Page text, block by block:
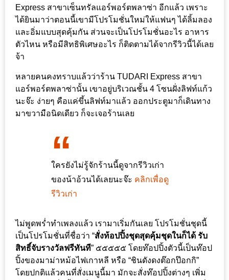
ร้าน
พ่อ
ค้า
แซ่บ
สวย
ร้าน
รวย
ของ
เชียงใหม่
ที่
ต้อง
ไป
16
ร้าน
อร่อย
ที่
Express สาขาเซ็นทรัลแอร์พอร์ตพลาซ่า อีกแล้ว เพราะ
ได้ยินมาว่าตอนนี้เขามีโปรโมชั่นใหม่ให้แฟนๆ ได้ลิ้มลอง
และอิ่มแบบสุดคุ้มกัน ส่วนจะเป็นโปรโมชั่นอะไร อาหาร
ตัวไหน หรือมีสิทธิพิเศษอะไร ก็ติดตามได้จากรีวิวนี้ได้เลย
จ้า
หลายคนคงทราบแล้วว่าร้าน TUDARI Express สาขา
แอร์พอร์ตพลาซ่านั้น เขาอยู่บริเวณชั้น 4 โซนฝั่งลิฟท์แก้ว
นะจ๊ะ ง่ายๆ คือแค่ขึ้นลิฟท์มาแล้ว ออกประตูมาก็เดินทาง
มาขวามือนิดเดียว ก็จะเจอร้านเลย
ใครยังไม่รู้จักร้านนี้ดูจากรีวิวเก่า
ของน้าอ้วนได้เลยนะจ๊ะ คลิกเพื่อดู
รีวิวเก่า
ไม่พูดพร่ำทำเพลงแล้ว เรามาเริ่มกันเลย โปรโมชั่นชุดนี้
เป็นโปรโมชั่นที่ชื่อว่า “สั่งท้อปปิ้งชุดสุดคุ้มชุดในก็ได้ รับ
สิทธิ์จับรางวัลฟรีทันที” ๕๕๕๕๕ โดยท๊อปปิ้งตัวนี้เป็นท๊อป
ปิ้งของมาม่าหม้อไฟเกาหลี หรือ “ชินดังดงต๊อกป๊อกกิ”
โดยปกติแล้วคนที่สั่งเมนูนี้มา มักจะสั่งท๊อปปิ้งต่างๆ เพิ่ม